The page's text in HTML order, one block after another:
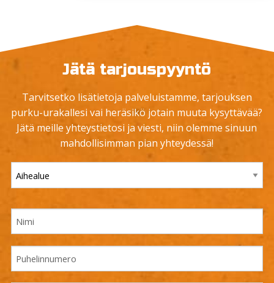
Jätä tarjouspyyntö
Tarvitsetko lisätietoja palveluistamme, tarjouksen
purku-urakallesi vai heräsikö jotain muuta kysyttävää?
Jätä meille yhteystietosi ja viesti, niin olemme sinuun
mahdollisimman pian yhteydessä!